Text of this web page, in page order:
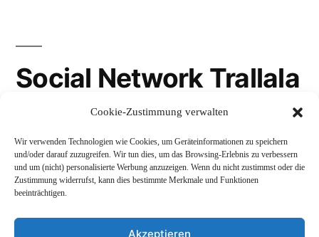
Cookie-Zustimmung verwalten
Wir verwenden Technologien wie Cookies, um Geräteinformationen zu speichern
und/oder darauf zuzugreifen. Wir tun dies, um das Browsing-Erlebnis zu verbessern
und um (nicht) personalisierte Werbung anzuzeigen. Wenn du nicht zustimmst oder die
Zustimmung widerrufst, kann dies bestimmte Merkmale und Funktionen
beeinträchtigen.
Akzeptieren
Social Network Trallala
LinkedIn
Mastodon